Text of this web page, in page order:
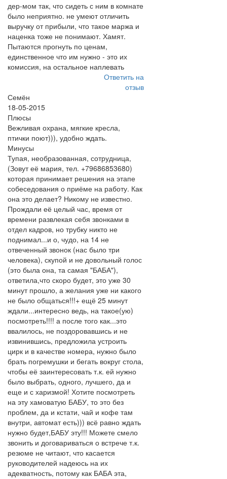
дер-мом так, что сидеть с ним в комнате
было неприятно. не умеют отличить
выручку от прибыли, что такое маржа и
наценка тоже не понимают. Хамят.
Пытаются прогнуть по ценам,
единственное что им нужно - это их
комиссия, на остальное наплевать
Ответить на
отзыв
Семён
18-05-2015
Плюсы
Вежливая охрана, мягкие кресла,
птички поют))), удобно ждать.
Минусы
Тупая, необразованная, сотрудница,
(Зовут её мария, тел. +79686853680)
которая принимает решения на этапе
собеседования о приёме на работу. Как
она это делает? Никому не известно.
Прождали её целый час, время от
времени развлекая себя звонками в
отдел кадров, но трубку никто не
поднимал...и о, чудо, на 14 не
отвеченный звонок (нас было три
человека), скупой и не довольный голос
(это была она, та самая "БАБА"),
ответила,что скоро будет, это уже 30
минут прошло, а желания уже ни какого
не было общаться!!!+ ещё 25 минут
ждали...интересно ведь, на такое(ую)
посмотреть!!!! а после того как...это
ввалилось, не поздоровавшись и не
извинившись, предложила устроить
цирк и в качестве номера, нужно было
брать погремушки и бегать вокруг стола,
чтобы её заинтересовать т.к. ей нужно
было выбрать, одного, лучшего, да и
еще и с харизмой! Хотите посмотреть
на эту хамоватую БАБУ, то это без
проблем, да и кстати, чай и кофе там
внутри, автомат есть))) всё равно ждать
нужно будет,БАБУ эту!!! Можете смело
звонить и договариваться о встрече т.к.
резюме не читают, что касается
руководителей надеюсь на их
адекватность, потому как БАБА эта,